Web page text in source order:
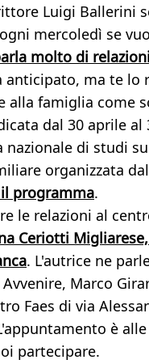
Luigi Ballerini
mercoledì se
molto di
anticipato, ma te lo
alla famiglia come
dal 30 aprile al
nazionale di studi
organizzata
programma.
le relazioni al
Ceriotti
. L'autrice ne
Marco
Faes di via
è alle
partecipare.